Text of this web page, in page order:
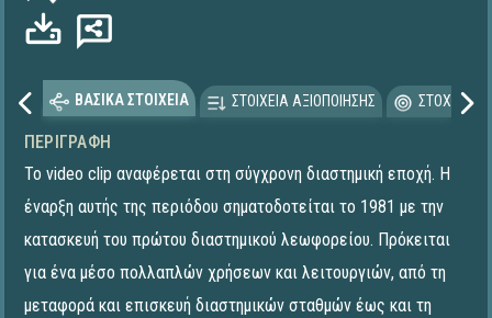
ΒΑΣΙΚΑ ΣΤΟΙΧΕΙΑ ΣΤΟΙΧΕΙΑ ΑΞΙΟΠΟΙΗΣΗΣ
ΠΕΡΙΓΡΑΦΉ
Το video clip αναφέρεται στη σύγχρονη διαστημική εποχή. Η
έναρξη αυτής της περιόδου σηματοδοτείται το 1981 με την
κατασκευή του πρώτου διαστημικού λεωφορείου. Πρόκειται
για ένα μέσο πολλαπλών χρήσεων και λειτουργιών, από τη
μεταφορά και επισκευή διαστημικών σταθμών έως και τη